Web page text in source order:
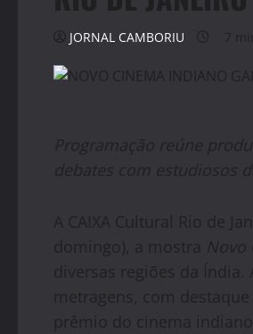
JORNAL CAMBORIU 7
Programação reúne
debates com estudiosos
A CAIXA Cultural Rio de
domingo), a mostra Novo
diversas regiões da
metragens, com
prêmio do cinema